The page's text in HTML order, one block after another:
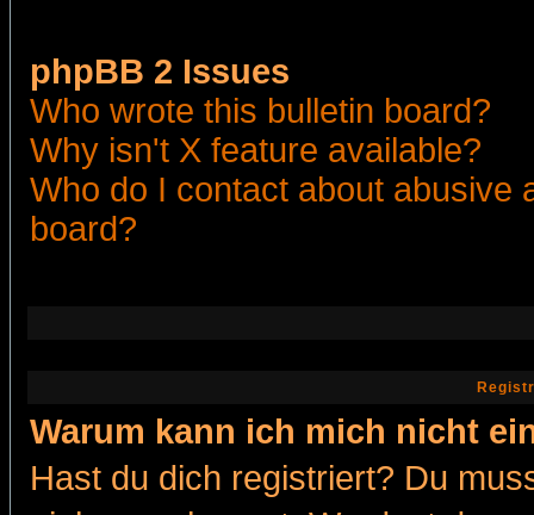
phpBB 2 Issues
Who wrote this bulletin board?
Why isn't X feature available?
Who do I contact about abusive
board?
Warum kann ich mich nicht
Hast du dich registriert? Du